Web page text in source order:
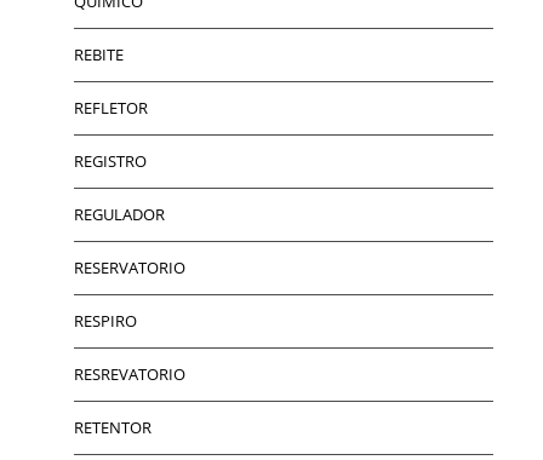
REBITE
REFLETOR
REGISTRO
REGULADOR
RESERVATORIO
RESPIRO
RESREVATORIO
RETENTOR